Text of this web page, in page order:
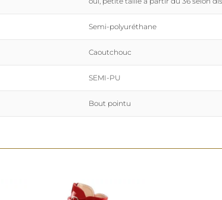
Semi-polyuréthane
Caoutchouc
SEMI-PU
Bout pointu